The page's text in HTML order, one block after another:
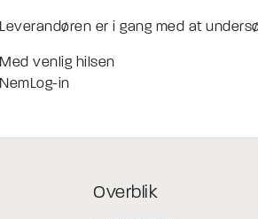
Leverandøren er i gang med at
Med venlig hilsen
NemLog-in
Overblik